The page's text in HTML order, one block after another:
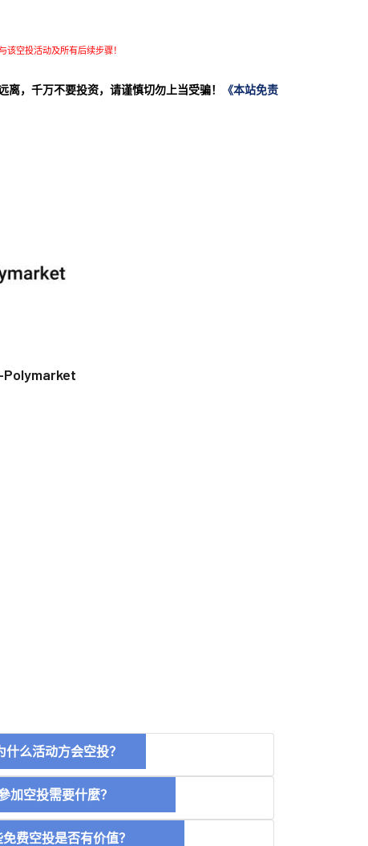
空投活动及所有后续步骤！
，千万不要投资，请谨慎切勿上当受骗！
《本站免责
什么活动方会空投？
空投需要什麼？
费空投是否有价值？